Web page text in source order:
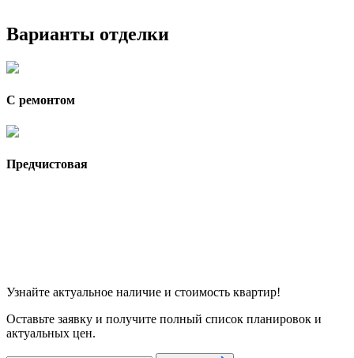
Варианты отделки
С ремонтом
Предчистовая
Узнайте актуальное наличие и стоимость квартир!
Оставьте заявку и получите полный список планировок и
актуальных цен.